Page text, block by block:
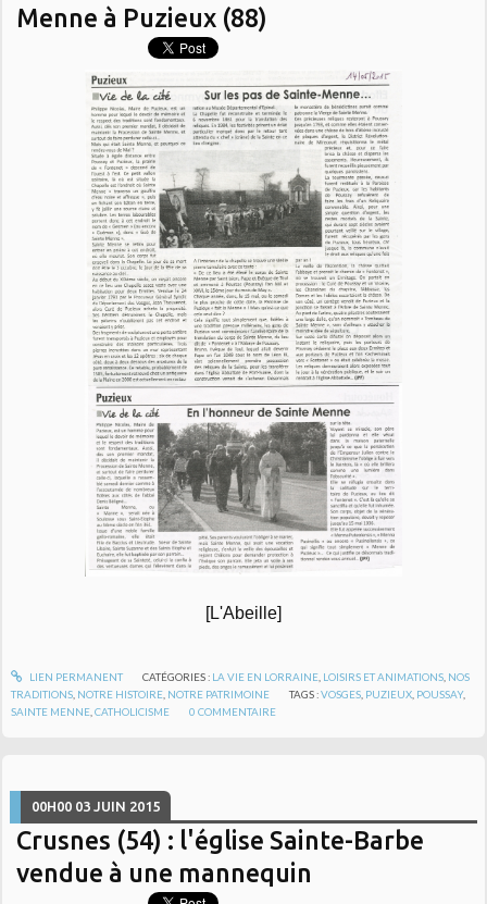
Menne à Puzieux (88)
[L'Abeille]
LIEN PERMANENT CATÉGORIES : LA VIE EN LORRAINE, LOISIRS ET ANIMATIONS, NOS
TRADITIONS NOTRE HISTOIRE NOTRE PATRIMOINE TAGS :VOSGES PUZIEUX POUSSAY,
SAINTE MENNE ,CATHOLICISME 0 COMMENTAIRE
00H00 03 JUIN 2015
Crusnes (54) : l'église Sainte-Barbe
vendue à une mannequin